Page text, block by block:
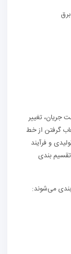
جریان، تغییر
گرفتن از خط
و فرآیند
بندی
می‌شوند: